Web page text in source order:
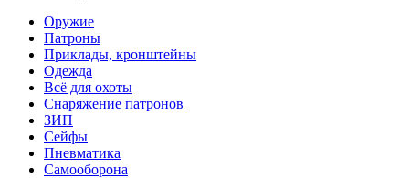
Оружие
Патроны
Приклады, кронштейны
Одежда
Всё для охоты
Снаряжение патронов
ЗИП
Сейфы
Пневматика
Самооборона